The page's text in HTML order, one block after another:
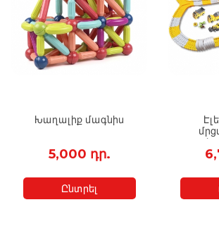
Խաղալիք մագնիս
5,000 դր.
Ընտրել